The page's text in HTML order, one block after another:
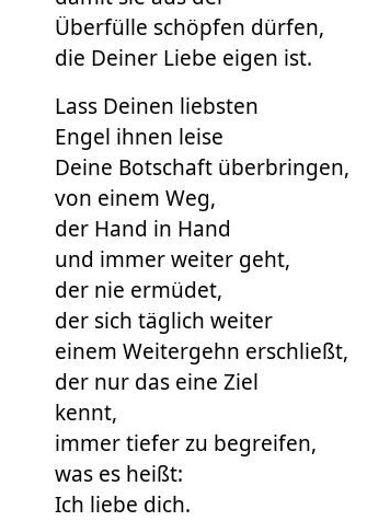
Überfülle schöpfen dürfen,
die Deiner Liebe eigen ist.
Lass Deinen liebsten
Engel ihnen leise
Deine Botschaft überbringen,
von einem Weg,
der Hand in Hand
und immer weiter geht,
der nie ermüdet,
der sich täglich weiter
einem Weitergehn erschließt,
der nur das eine Ziel
kennt,
immer tiefer zu begreifen,
was es heißt:
Ich liebe dich.